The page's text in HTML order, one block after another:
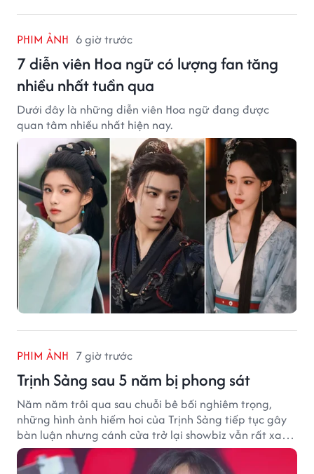
PHIM ẢNH 6 giờ trước
7 diễn viên Hoa ngữ có lượng fan tăng
nhiều nhất tuần qua
Dưới đây là những diễn viên Hoa ngữ đang được
quan tâm nhiều nhất hiện nay.
PHIM ẢNH 7 giờ trước
Trịnh Sảng sau 5 năm bị phong sát
Năm năm trôi qua sau chuỗi bê bối nghiêm trọng,
những hình ảnh hiếm hoi của Trịnh Sảng tiếp tục gây
bàn luận nhưng cánh cửa trở lại showbiz vẫn rất xa
vời.